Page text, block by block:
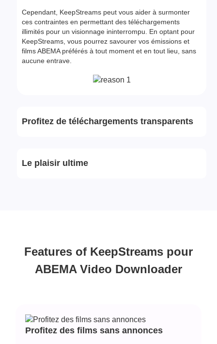
Cependant, KeepStreams peut vous aider à surmonter
ces contraintes en permettant des téléchargements
illimités pour un visionnage ininterrompu. En optant pour
KeepStreams, vous pourrez savourer vos émissions et
films ABEMA préférés à tout moment et en tout lieu, sans
aucune entrave.
Profitez de téléchargements transparents
Le plaisir ultime
Features of KeepStreams pour
ABEMA Video Downloader
Profitez des films sans annonces